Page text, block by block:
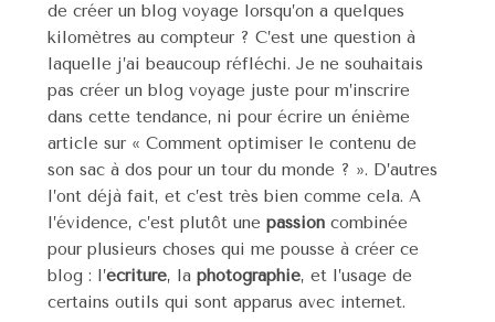
de créer un blog voyage lorsqu’on a quelques
kilomètres au compteur ? C’est une question à
laquelle j’ai beaucoup réfléchi. Je ne souhaitais
pas créer un blog voyage juste pour m’inscrire
dans cette tendance, ni pour écrire un énième
article sur « Comment optimiser le contenu de
son sac à dos pour un tour du monde ? ». D’autres
l’ont déjà fait, et c’est très bien comme cela. A
l’évidence, c’est plutôt une passioncombinée
pour plusieurs choses qui me pousse à créer ce
blog : l’écriture, la photographie, et l’usage de
certains outils qui sont apparus avec internet.